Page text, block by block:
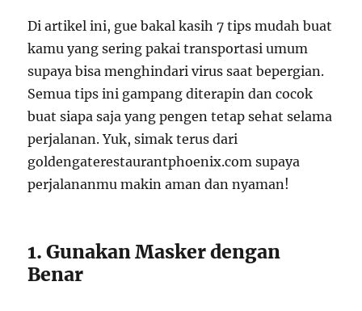
Di artikel ini, gue bakal kasih 7 tips mudah buat
kamu yang sering pakai transportasi umum
supaya bisa menghindari virus saat bepergian.
Semua tips ini gampang diterapin dan cocok
buat siapa saja yang pengen tetap sehat selama
perjalanan. Yuk, simak terus dari
goldengaterestaurantphoenix.com supaya
perjalananmu makin aman dan nyaman!
1. Gunakan Masker dengan
Benar